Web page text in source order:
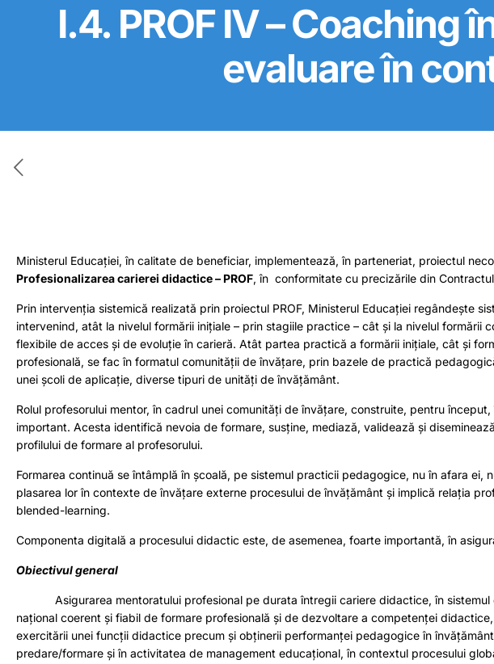
I.4. PROF IV –
evaluare în
Ministerul Educației, în calitate de beneficiar, implementează, în parteneriat, proiectul
Profesionalizarea carierei didactice – PROF, în conformitate cu precizările din
Prin intervenția sistemică realizată prin proiectul PROF, Ministerul Educației regândește
intervenind, atât la nivelul formării inițiale – prin stagiile practice – cât și la nivelul formării
flexibile de acces și de evoluție în carieră. Atât partea practică a formării inițiale, cât și
profesională, se fac în formatul comunității de învățare, prin bazele de practică
unei școli de aplicație, diverse tipuri de unități de învățământ.
Rolul profesorului mentor, în cadrul unei comunități de învățare, construite, pentru
important. Acesta identifică nevoia de formare, susține, mediază, validează și
profilului de formare al profesorului.
Formarea continuă se întâmplă în școală, pe sistemul practicii pedagogice, nu în afara ei,
plasarea lor în contexte de învățare externe procesului de învățământ și implică relația
blended-learning.
Componenta digitală a procesului didactic este, de asemenea, foarte importantă, în
Obiectivul general
Asigurarea mentoratului profesional pe durata întregii cariere didactice, în sistemul
național coerent și fiabil de formare profesională și de dezvoltare a competenței
exercitării unei funcții didactice precum și obținerii performanței pedagogice în
predare/formare și în activitatea de management educațional, în contextul procesului